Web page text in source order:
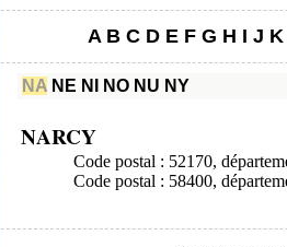
A B C D E F G H I J K
NA NE NI NO NU NY
NARCY
Code postal : 52170,
Code postal : 58400,